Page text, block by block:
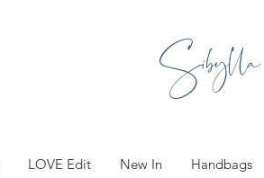
LOVE Edit New In Handbags